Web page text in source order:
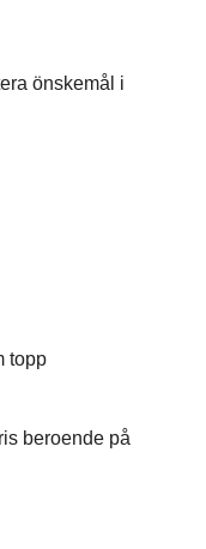
önskemål i
topp
beroende på